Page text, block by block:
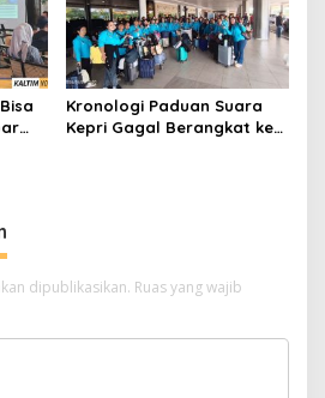
Kronologi Paduan Suara
Kepri Gagal Berangkat ke
dipublikasikan. Ruas yang wajib